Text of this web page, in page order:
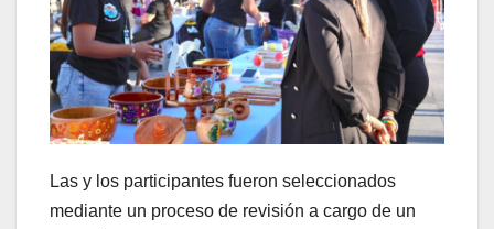
Las y los participantes fueron seleccionados
mediante un proceso de revisión a cargo de un